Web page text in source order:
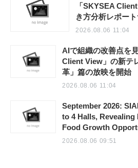
「SKYSEA
き方分析レポー
2026.08.06 11:04
AIで組織の改善点を
Client View」の新テ
革」篇の放映を開始
2026.08.06 11:04
September 2026:
to 4 Halls,
Food Growth
2026.08.06 09:51